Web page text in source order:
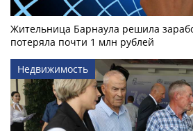
Жительница Барнаула решила
потеряла почти 1 млн рублей
Недвижимость